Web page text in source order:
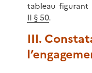
tableau figurant
II § 50.
III.